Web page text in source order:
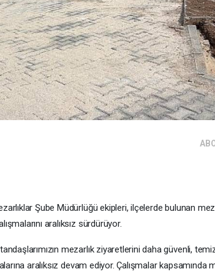
Şube Müdürlüğü ekipleri, ilçelerde bulunan
aralıksız sürdürüyor.
mezarlık ziyaretlerini daha güvenli,
aralıksız devam ediyor. Çalışmalar kapsamında